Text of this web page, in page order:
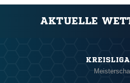
AKTUELLE